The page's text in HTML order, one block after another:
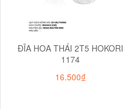
ĐĨA HOA THÁI 2T5 HOKORI
1174
16.500₫